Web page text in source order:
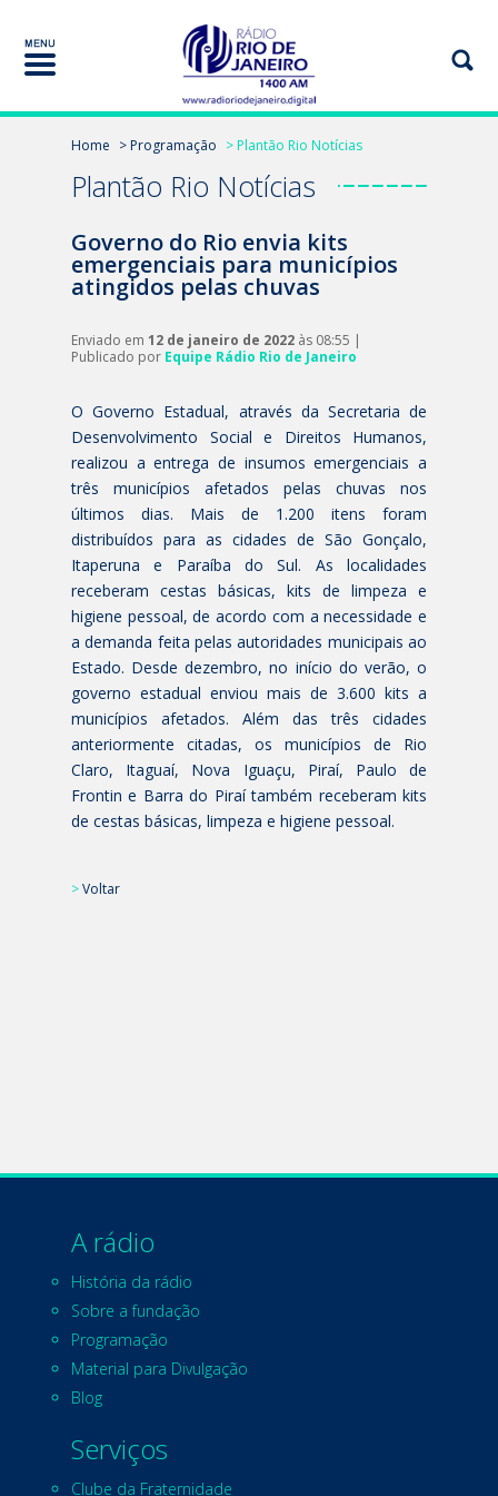
Home > Programação > Plantão Rio Notícias
Plantão Rio Notícias
Governo do Rio envia kits
emergenciais para municípios
atingidos pelas chuvas
Enviado em 12 de janeiro de 2022 às 08:55 |
Publicado por Equipe Rádio Rio de Janeiro
O Governo Estadual, através da Secretaria de
Desenvolvimento Social e Direitos Humanos,
realizou a entrega de insumos emergenciais a
três municípios afetados pelas chuvas nos
últimos dias. Mais de 1.200 itens foram
distribuídos para as cidades de São Gonçalo,
Itaperuna e Paraíba do Sul. As localidades
receberam cestas básicas, kits de limpeza e
higiene pessoal, de acordo com a necessidade e
a demanda feita pelas autoridades municipais ao
Estado. Desde dezembro, no início do verão, o
governo estadual enviou mais de 3.600 kits a
municípios afetados. Além das três cidades
anteriormente citadas, os municípios de Rio
Claro, Itaguaí, Nova Iguaçu, Piraí, Paulo de
Frontin e Barra do Piraí também receberam kits
de cestas básicas, limpeza e higiene pessoal.
>Voltar
A rádio
História da rádio
Sobre a fundação
Programação
Material para Divulgação
Blog
Serviços
Clube da Fraternidade